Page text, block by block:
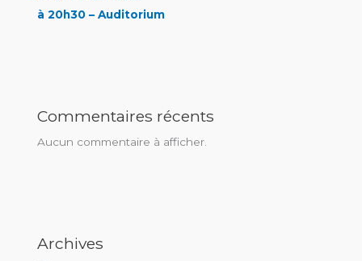
à 20h30 – Auditorium
Commentaires récents
Aucun commentaire à afficher.
Archives